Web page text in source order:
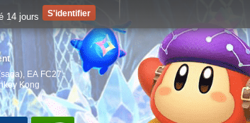
EA FC27,
Kong
14 jours